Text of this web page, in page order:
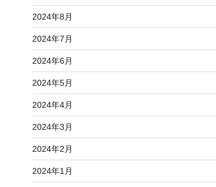
2024年8月
2024年7月
2024年6月
2024年5月
2024年4月
2024年3月
2024年2月
2024年1月